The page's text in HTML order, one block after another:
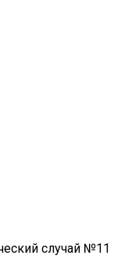
случай №11